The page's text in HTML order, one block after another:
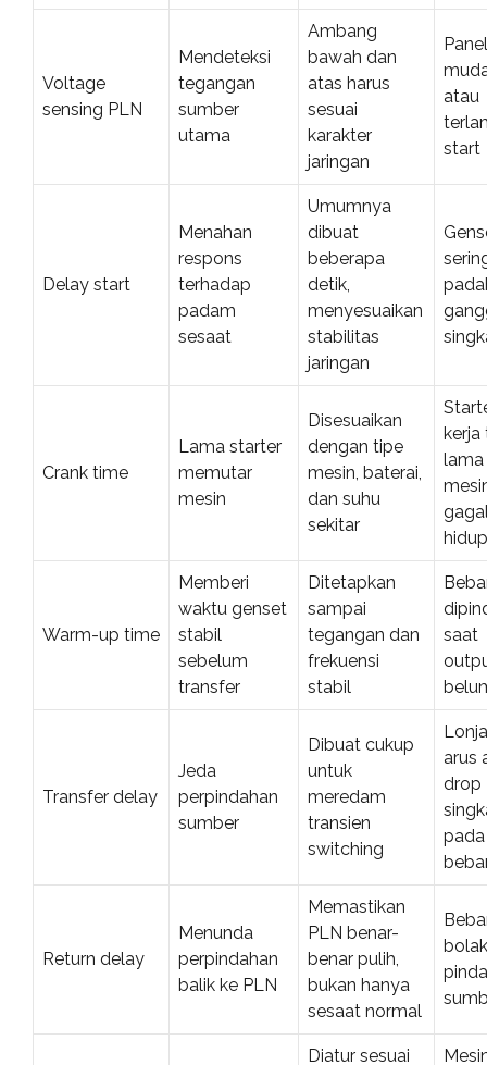
Voltage
sensing PLN
Mendeteksi
tegangan
sumber
utama
Ambang
bawah dan
atas harus
sesuai
karakter
jaringan
Panel
atau
start
Delay start
Menahan
respons
terhadap
padam
sesaat
Umumnya
dibuat
beberapa
detik,
menyesuaikan
stabilitas
jaringan
Crank time
Lama starter
memutar
mesin
Disesuaikan
dengan tipe
mesin, baterai,
dan suhu
sekitar
kerja
hidup
Warm-up time
Memberi
waktu genset
stabil
sebelum
transfer
Ditetapkan
sampai
tegangan dan
frekuensi
stabil
saat
Transfer delay
Jeda
perpindahan
sumber
Dibuat cukup
untuk
meredam
transien
switching
arus
drop
pada
Return delay
Menunda
perpindahan
balik ke PLN
Memastikan
PLN benar-
benar pulih,
bukan hanya
sesaat normal
Diatur sesuai